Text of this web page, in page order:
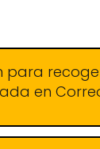
para
en